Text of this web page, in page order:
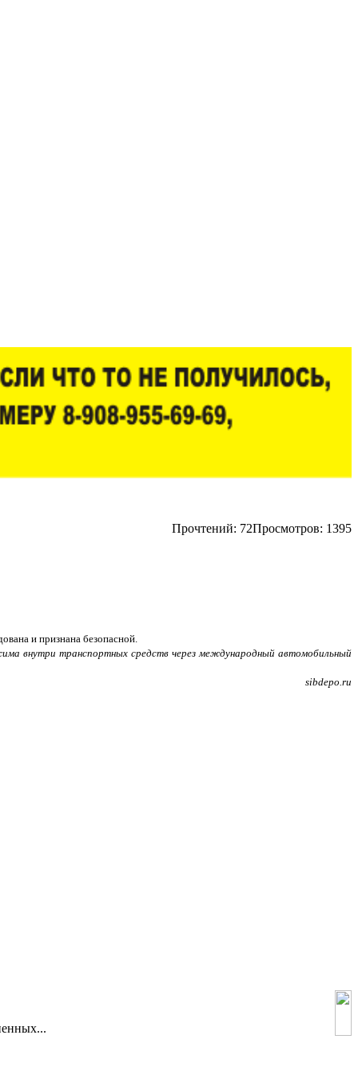
Прочтений: 72Просмотров: 1395
и признана безопасной.
внутри транспортных средств через международный автомобильный
sibdepo.ru